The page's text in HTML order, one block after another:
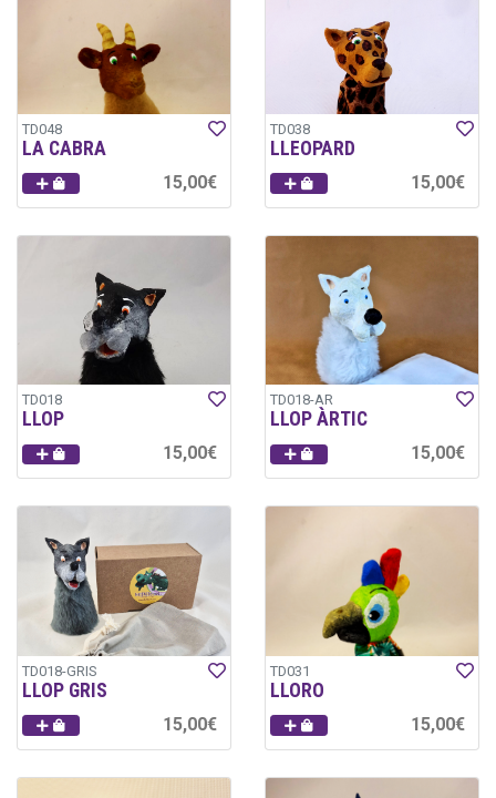
TD048
LA CABRA
15,00€
TD038
LLEOPARD
15,00€
TD018
LLOP
15,00€
TD018-AR
LLOP ÀRTIC
15,00€
TD018-GRIS
LLOP GRIS
15,00€
TD031
LLORO
15,00€